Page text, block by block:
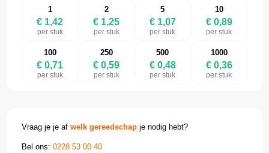
1
€ 1,42
per stuk
2
€ 1,25
per stuk
5
€ 1,07
per stuk
10
€ 0,89
per stuk
100
€ 0,71
per stuk
250
€ 0,59
per stuk
500
€ 0,48
per stuk
1000
€ 0,36
per stuk
Vraag je je afwelk gereedschap je nodig hebt?
Bel ons:0228 53 00 40